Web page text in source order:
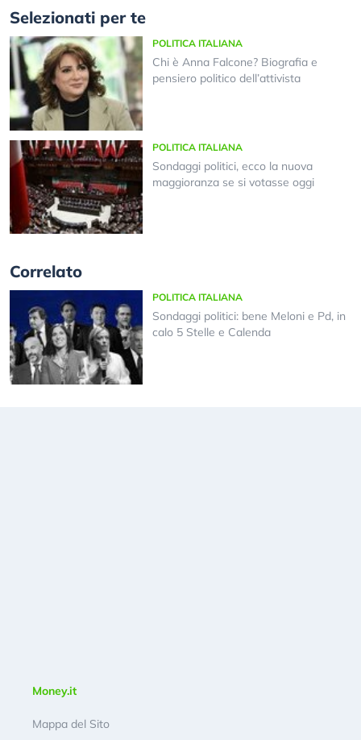
Selezionati per te
POLITICA ITALIANA
Chi è Anna Falcone? Biografia e
pensiero politico dell’attivista
POLITICA ITALIANA
Sondaggi politici, ecco la nuova
maggioranza se si votasse oggi
Correlato
POLITICA ITALIANA
Sondaggi politici: bene Meloni e Pd, in
calo 5 Stelle e Calenda
Money.it
Mappa del Sito